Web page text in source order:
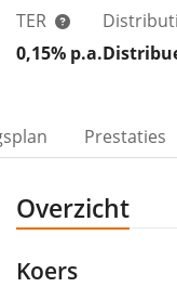
TER
0,15% p.a.
Prestaties
Overzicht
Koers